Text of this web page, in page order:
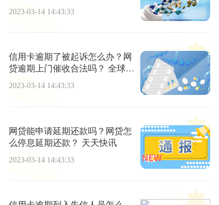
2023-03-14 14:43:33
信用卡逾期了被起诉怎么办？网
贷逾期上门催收合法吗？ 全球焦
点
2023-03-14 14:43:33
网贷能申请延期还款吗？网贷怎
么停息延期还款？ 天天快讯
2023-03-14 14:43:33